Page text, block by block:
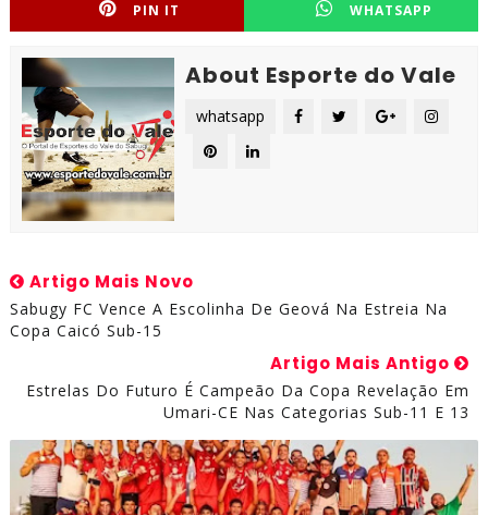
PIN IT WHATSAPP
About Esporte do Vale
whatsapp
Artigo Mais Novo
Sabugy FC Vence A Escolinha De Geová Na Estreia Na
Copa Caicó Sub-15
Artigo Mais Antigo
Estrelas Do Futuro É Campeão Da Copa Revelação Em
Umari-CE Nas Categorias Sub-11 E 13